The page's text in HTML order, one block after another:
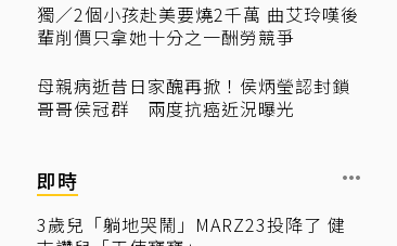
獨／2個小孩赴美要燒2千萬 曲艾玲嘆後
輩削價只拿她十分之一酬勞競爭
母親病逝昔日家醜再掀！侯炳瑩認封鎖
哥哥侯冠群 兩度抗癌近況曝光
即時
3歲兒「躺地哭鬧」MARZ23投降了 健